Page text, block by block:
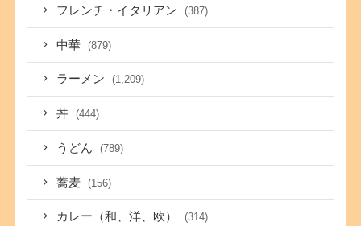
フレンチ・イタリアン (387)
中華 (879)
ラーメン (1,209)
丼 (444)
うどん (789)
蕎麦 (156)
カレー（和、洋、欧） (314)